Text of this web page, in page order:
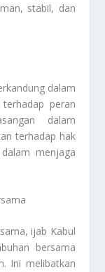
stabil, dan
dalam
peran
dalam
terhadap hak
menjaga
ijab Kabul
bersama
Ini melibatkan